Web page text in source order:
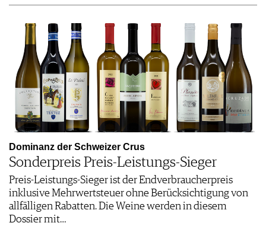
Dominanz der Schweizer Crus
Sonderpreis Preis-Leistungs-Sieger
Preis-Leistungs-Sieger ist der Endverbraucherpreis
inklusive Mehrwertsteuer ohne Berücksichtigung von
allfälligen Rabatten. Die Weine werden in diesem
Dossier mit…